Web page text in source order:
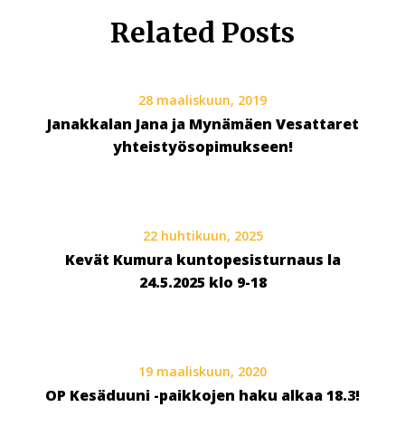
Related Posts
28 maaliskuun, 2019
Janakkalan Jana ja Mynämäen Vesattaret
yhteistyösopimukseen!
22 huhtikuun, 2025
Kevät Kumura kuntopesisturnaus la
24.5.2025 klo 9-18
19 maaliskuun, 2020
OP Kesäduuni -paikkojen haku alkaa 18.3!